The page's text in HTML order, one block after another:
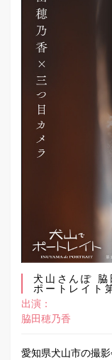
犬山さんぽ
ポートレイト
出演：
脇田穂乃香
愛知県犬山市の撮